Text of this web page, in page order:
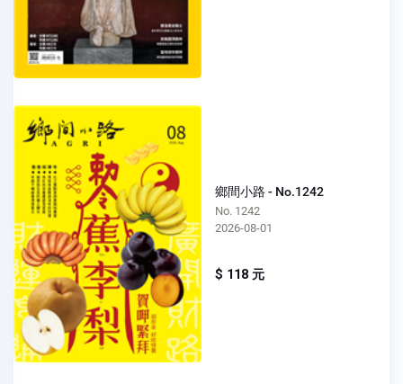
鄉間小路 - No.1242
No. 1242
2026-08-01
$ 118 元